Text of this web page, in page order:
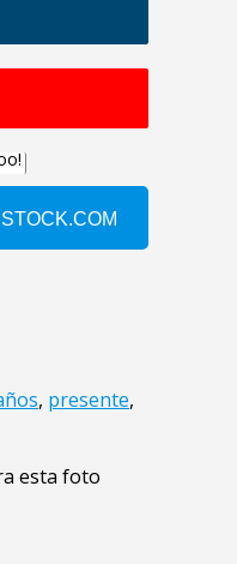
, presente,
esta foto